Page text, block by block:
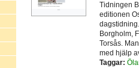
Tidningen
editionen
Borgholm,
Torsås.
med hjälp
Taggar: